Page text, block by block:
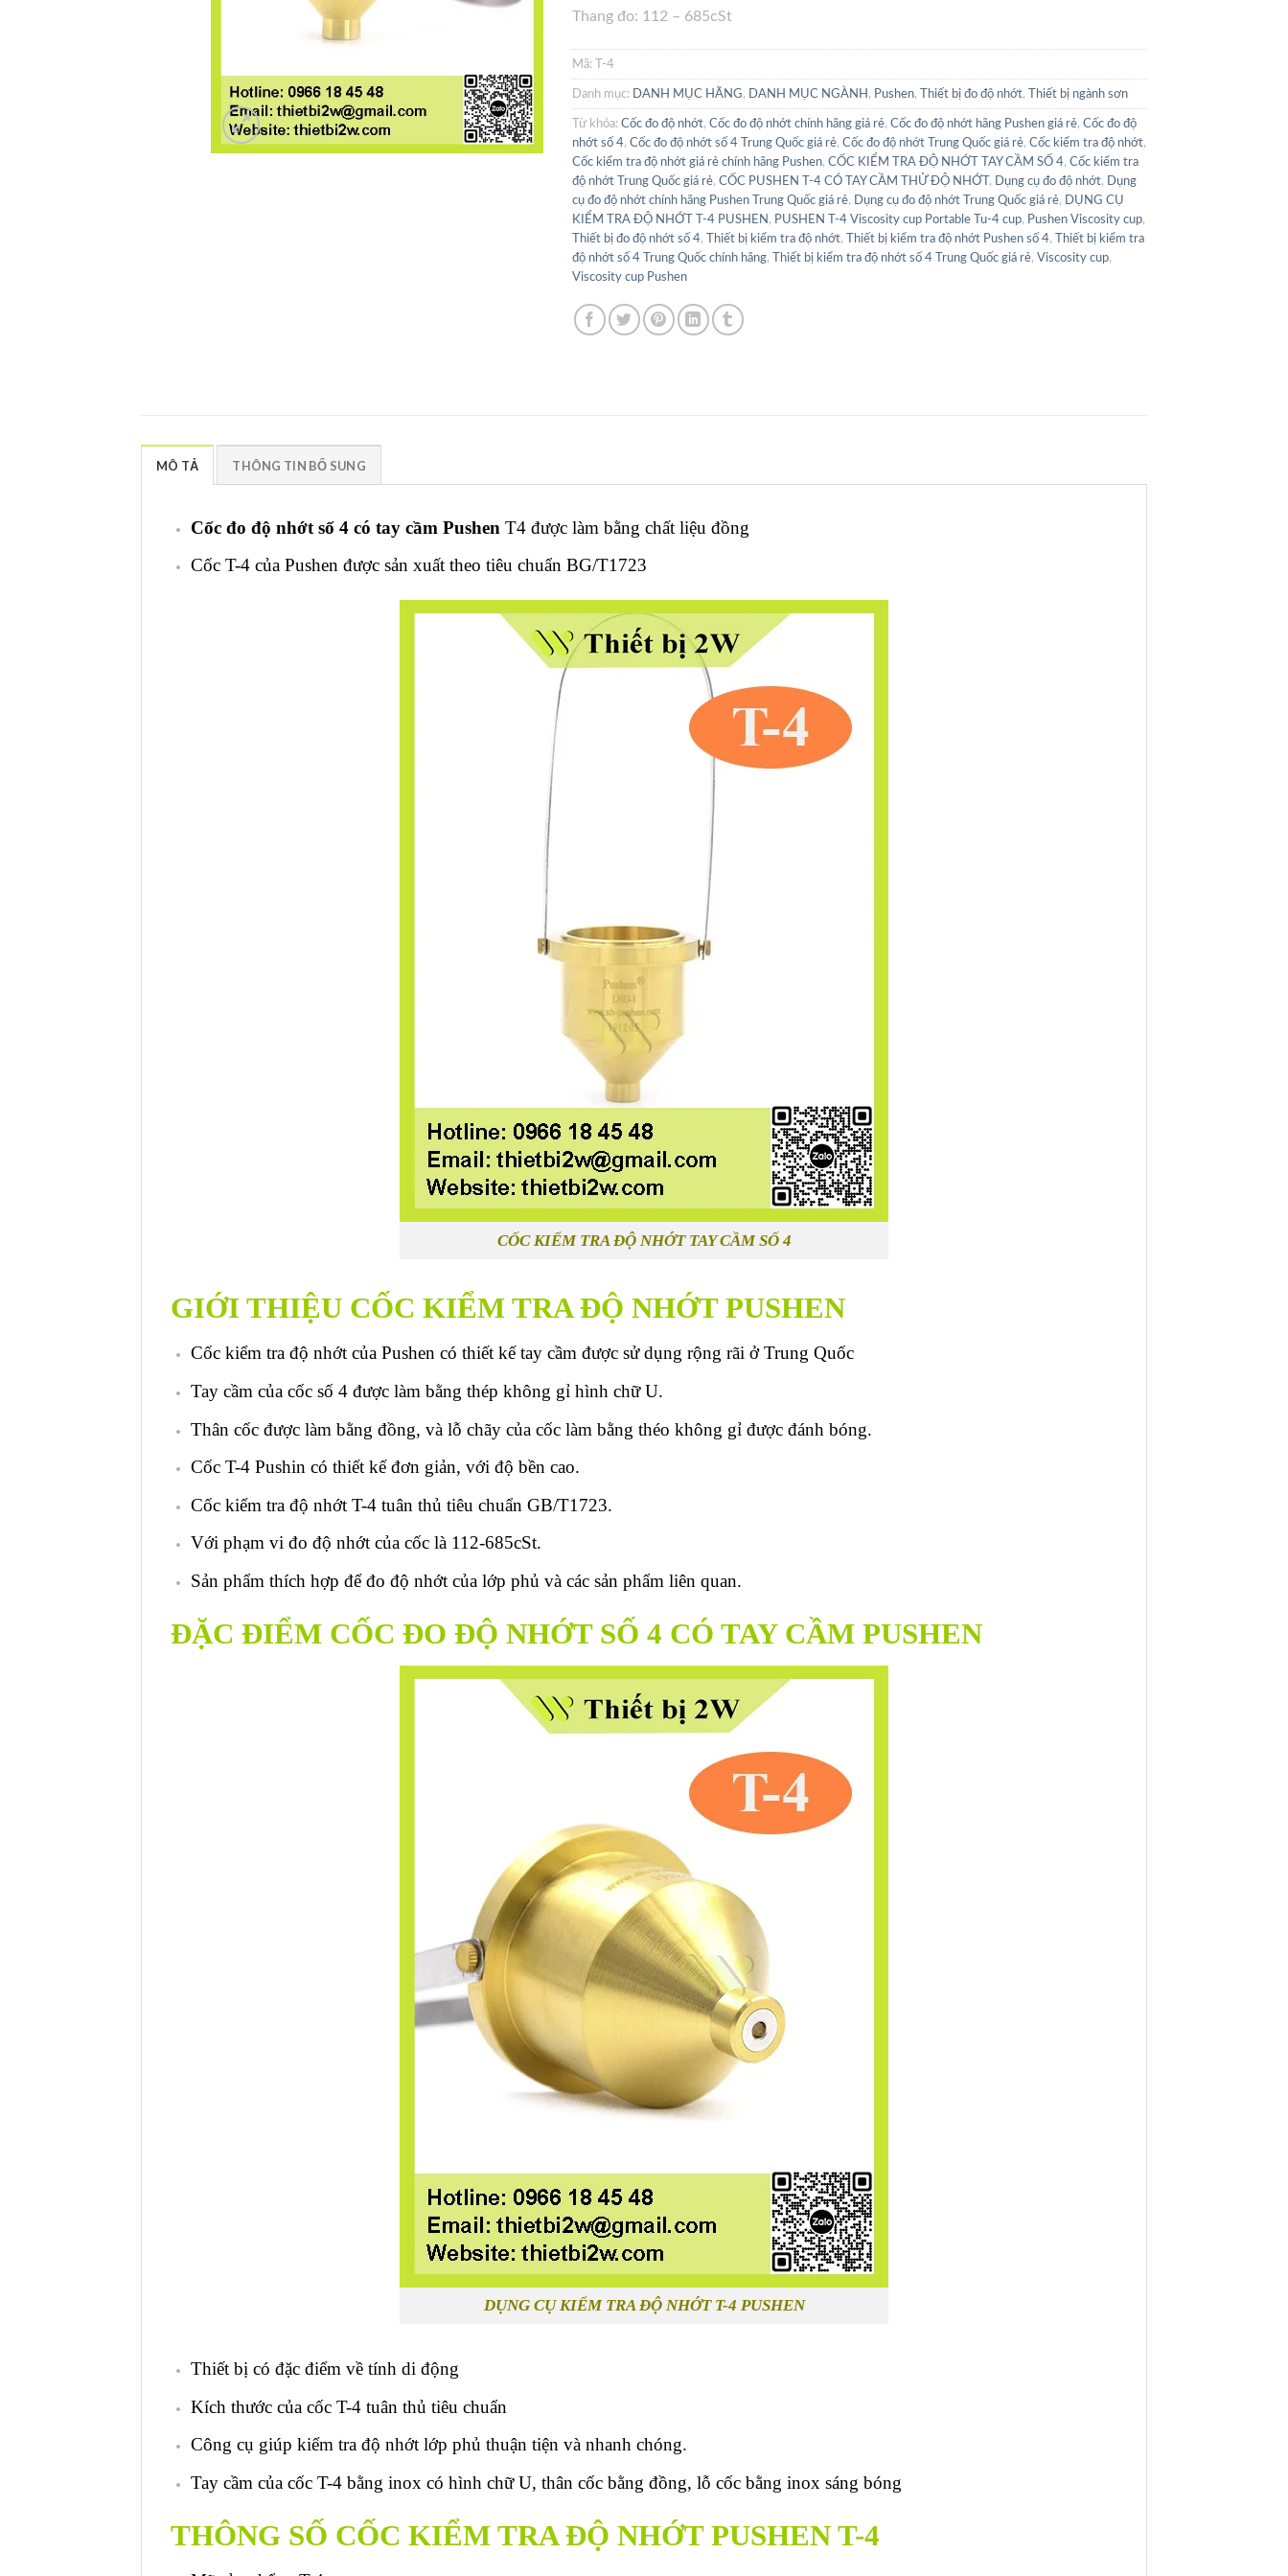
Thang đo: 112 – 685cSt
Mã: T-4
Danh mục: DANH MỤC HÃNG, DANH MỤC NGÀNH , Pushen, Thiết bị đo độ nhớt, Thiết bị ngành sơn
Từ khóa: Cốc đo độ nhớt, Cốc đo độ nhớt chính hãng giá rẻ, Cốc đo độ nhớt hãng Pushen giá rẻ, Cốc đo độ
nhớt số 4, Cốc đo độ nhớt số 4 Trung Quốc giá rẻ, Cốc đo độ nhớt Trung Quốc giá rẻ, Cốc kiểm tra độ nhớt,
Cốc kiểm tra độ nhớt giá rẻ chính hãng Pushen, CỐC KIỂM TRA ĐỘ NHỚT TAY CẦM SỐ 4, Cốc kiểm tra
độ nhớt Trung Quốc giá rẻ, CỐC PUSHEN T-4 CÓ TAY CẦM THỬ ĐỘ NHỚT , Dụng cụ đo độ nhớt,
Dụng
cụ đo độ nhớt chính hãng Pushen Trung Quốc giá rẻ, Dụng cụ đo độ nhớt Trung Quốc giá rẻ,
DỤNG CỤ
KIỂM TRA ĐỘ NHỚT T-4 PUSHEN , PUSHEN T-4 Viscosity cup Portable Tu-4 cup, Pushen Viscosity cup,
Thiết bị đo độ nhớt số 4, Thiết bị kiểm tra độ nhớt, Thiết bị kiểm tra độ nhớt Pushen số 4,
Thiết bị kiểm tra
độ nhớt số 4 Trung Quốc chính hãng, Thiết bị kiểm tra độ nhớt số 4 Trung Quốc giá rẻ, Viscosity cup,
Viscosity cup Pushen
MÔ TẢ THÔNG TIN BỔ SUNG
Cốc đo độ nhớt số 4 có tay cầm Pushen T4 được làm bằng chất liệu đồng
Cốc T-4 của Pushen được sản xuất theo tiêu chuẩn BG/T1723
CỐC KIỂM TRA ĐỘ NHỚT TAY CẦM SỐ 4
GIỚI THIỆU CỐC KIỂM TRA ĐỘ NHỚT PUSHEN
Cốc kiểm tra độ nhớt của Pushen có thiết kế tay cầm được sử dụng rộng rãi ở Trung Quốc
Tay cầm của cốc số 4 được làm bằng thép không gỉ hình chữ U.
Thân cốc được làm bằng đồng, và lỗ chãy của cốc làm bằng théo không gỉ được đánh bóng.
Cốc T-4 Pushin có thiết kế đơn giản, với độ bền cao.
Cốc kiểm tra độ nhớt T-4 tuân thủ tiêu chuẩn GB/T1723.
Với phạm vi đo độ nhớt của cốc là 112-685cSt.
Sản phẩm thích hợp để đo độ nhớt của lớp phủ và các sản phẩm liên quan.
ĐẶC ĐIỂM CỐC ĐO ĐỘ NHỚT SỐ 4 CÓ TAY CẦM PUSHEN
DỤNG CỤ KIỂM TRA ĐỘ NHỚT T-4 PUSHEN
Thiết bị có đặc điểm về tính di động
Kích thước của cốc T-4 tuân thủ tiêu chuẩn
Công cụ giúp kiểm tra độ nhớt lớp phủ thuận tiện và nhanh chóng.
Tay cầm của cốc T-4 bằng inox có hình chữ U, thân cốc bằng đồng, lỗ cốc bằng inox sáng bóng
THÔNG SỐ CỐC KIỂM TRA ĐỘ NHỚT PUSHEN T-4